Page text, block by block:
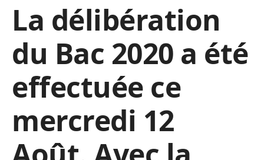
La délibération
du Bac 2020 a été
effectuée ce
mercredi 12